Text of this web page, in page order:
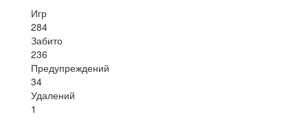
Игр
284
Забито
236
Предупреждений
34
Удалений
1